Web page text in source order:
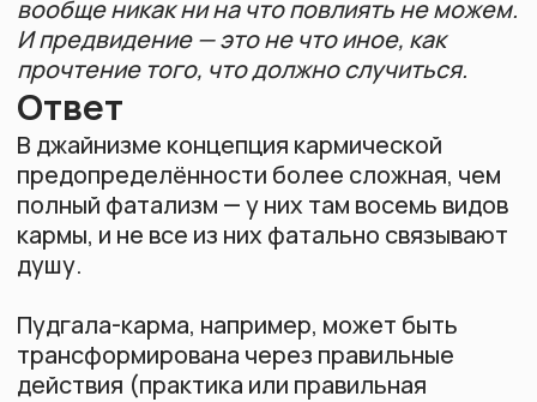
Пудгала-карма, например, может быть
трансформирована через правильные
действия (практика или правильная
реакция на событие).
В йоге три вида кармы: санчита-карма
(накопленная), прарабдха-карма
(приведённая в действие) и криямана-
карма (создаваемая сейчас).
Прарабдху не обойдёшь, не объедешь —
это то, что уже запущено в действие. То
есть если в вашем поле уже запущена та
произойдёт. Кундалини-йога способна
смягчать такого рода карму, но не
устраняет её полностью.